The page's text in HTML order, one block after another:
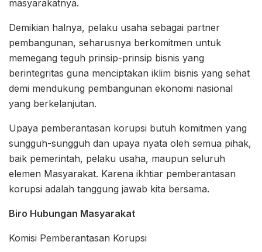
masyarakatnya.
Demikian halnya, pelaku usaha sebagai partner
pembangunan, seharusnya berkomitmen untuk
memegang teguh prinsip-prinsip bisnis yang
berintegritas guna menciptakan iklim bisnis yang sehat
demi mendukung pembangunan ekonomi nasional
yang berkelanjutan.
Upaya pemberantasan korupsi butuh komitmen yang
sungguh-sungguh dan upaya nyata oleh semua pihak,
baik pemerintah, pelaku usaha, maupun seluruh
elemen Masyarakat. Karena ikhtiar pemberantasan
korupsi adalah tanggung jawab kita bersama.
Biro Hubungan Masyarakat
Komisi Pemberantasan Korupsi